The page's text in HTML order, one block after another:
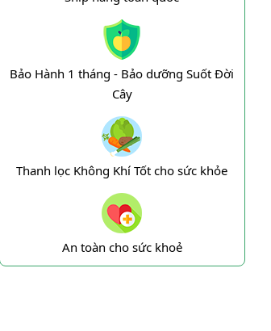
Bảo Hành 1 tháng - Bảo dưỡng Suốt Đời
Cây
Thanh lọc Không Khí Tốt cho sức khỏe
An toàn cho sức khoẻ